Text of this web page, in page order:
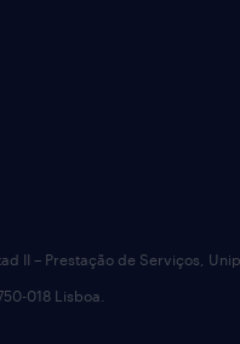
II – Prestação de Serviços,
018 Lisboa.